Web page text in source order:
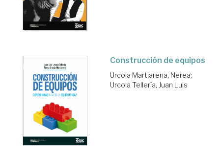
Construcción de equipos
Urcola Martiarena, Nerea;
Urcola Tellería, Juan Luis